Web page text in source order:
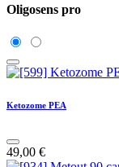
Oligosens pro
Ketozome PEA
49,00 €